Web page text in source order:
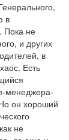
в
Пока не
и других
в
Есть
менеджера-
он хороший
не